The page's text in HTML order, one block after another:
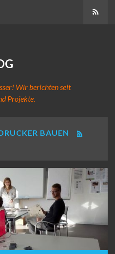
Wir berichten seit
Projekte.
BAUEN